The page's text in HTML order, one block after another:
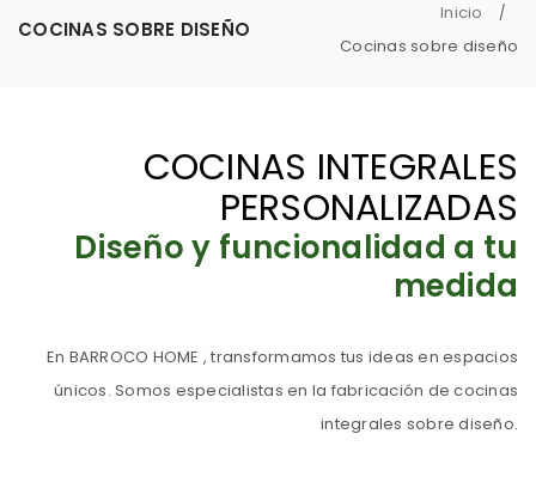
COCINAS SOBRE DISEÑO
Inicio /
Cocinas sobre diseño
COCINAS INTEGRALES
PERSONALIZADAS
Diseño y funcionalidad a tu
medida
En BARROCO HOME , transformamos tus ideas en espacios
únicos. Somos especialistas en la fabricación de cocinas
integrales sobre diseño.